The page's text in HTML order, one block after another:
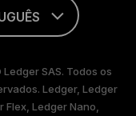
SAS. Todos os
Ledger, Ledger
Flex, Ledger Nano,